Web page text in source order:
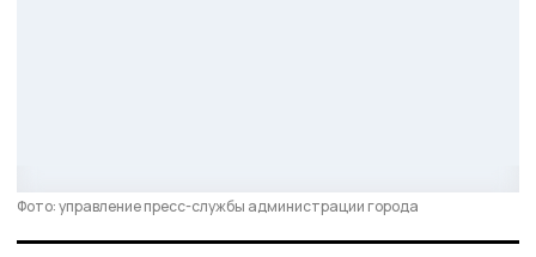
Фото: управление пресс-службы администрации города